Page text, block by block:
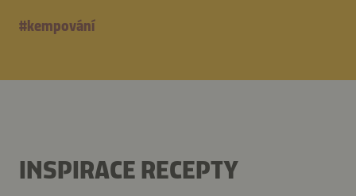
#kempování
INSPIRACE RECEPTY